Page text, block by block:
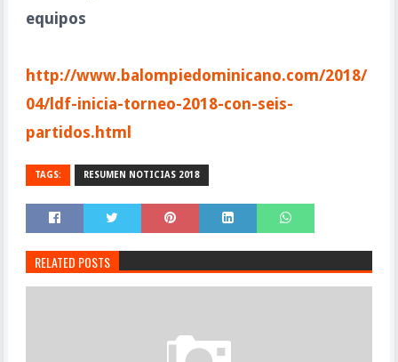
equipos
http://www.balompiedominicano.com/2018/
04/ldf-inicia-torneo-2018-con-seis-
partidos.html
TAGS: RESUMEN NOTICIAS 2018
RELATED POSTS